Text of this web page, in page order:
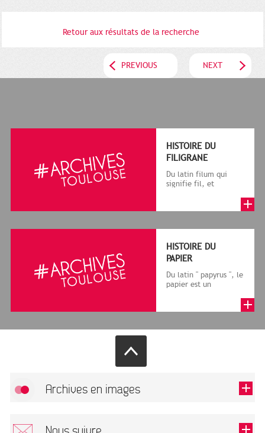
Retour aux résultats de la recherche
PREVIOUS NEXT
HISTOIRE DU
FILIGRANE
Du latin filum qui
signifie fil, et
le cadre de la f...
HISTOIRE DU
PAPIER
Du latin " papyrus ", le
papier est un
végétales réduite...
Archives en images